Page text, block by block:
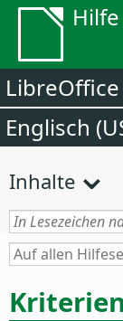
LibreOffice
Englisch
Inhalte
Kriterien